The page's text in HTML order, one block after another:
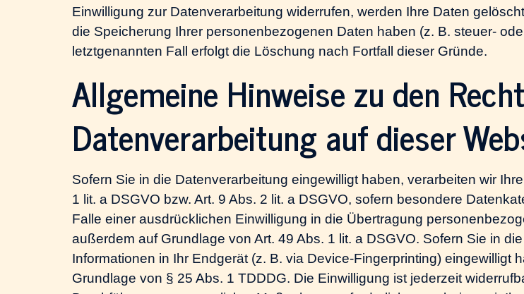
Einwilligung zur Datenverarbeitung widerrufen, werden Ihre Daten
die Speicherung Ihrer personenbezogenen Daten haben (z. B. steuer-
letztgenannten Fall erfolgt die Löschung nach Fortfall dieser Gründe.
Allgemeine Hinweise zu den
Datenverarbeitung auf dieser
Sofern Sie in die Datenverarbeitung eingewilligt haben, verarbeiten wir
1 lit. a DSGVO bzw. Art. 9 Abs. 2 lit. a DSGVO, sofern besondere
Falle einer ausdrücklichen Einwilligung in die Übertragung
außerdem auf Grundlage von Art. 49 Abs. 1 lit. a DSGVO. Sofern Sie in
Informationen in Ihr Endgerät (z. B. via Device-Fingerprinting) eingewilligt
Grundlage von § 25 Abs. 1 TDDDG. Die Einwilligung ist jederzeit